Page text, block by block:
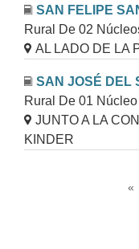
SAN FELIPE
Rural De 02
AL LADO DE LA
SAN JOSÉ DEL
Rural De 01
JUNTO A LA
KINDER
«